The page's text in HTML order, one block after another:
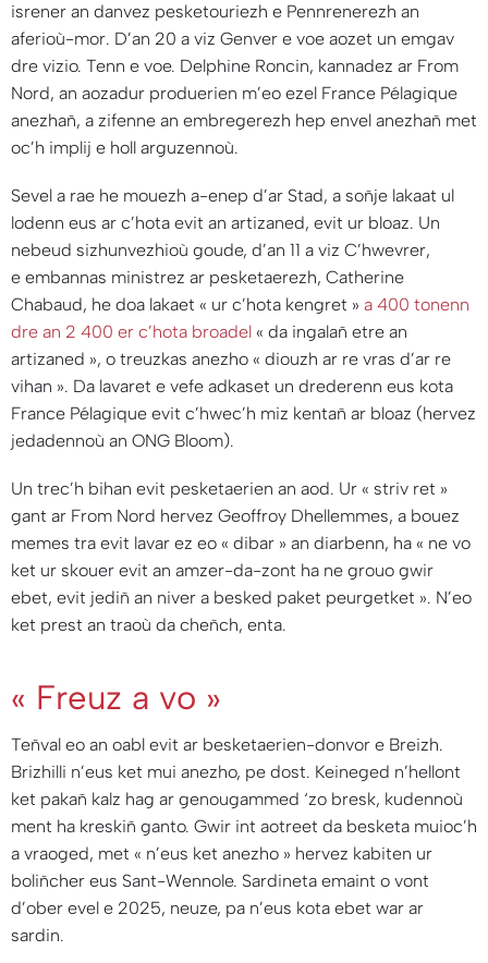
isrener an danvez pesketouriezh e Pennrenerezh an
aferioù-mor. D’an 20 a viz Genver e voe aozet un emgav
dre vizio. Tenn e voe. Delphine Roncin, kannadez ar From
Nord, an aozadur produerien m’eo ezel France Pélagique
anezhañ, a zifenne an embregerezh hep envel anezhañ met
oc’h implij e holl arguzennoù.
Sevel a rae he mouezh a-enep d’ar Stad, a soñje lakaat ul
lodenn eus ar c’hota evit an artizaned, evit ur bloaz. Un
nebeud sizhunvezhioù goude, d’an 11 a viz C’hwevrer,
e embannas ministrez ar pesketaerezh, Catherine
Chabaud, he doa lakaet « ur c’hota kengret » a 400 tonenn
dre an 2 400 er c’hota broadel « da ingalañ etre an
artizaned », o treuzkas anezho « diouzh ar re vras d’ar re
vihan ». Da lavaret e vefe adkaset un drederenn eus kota
France Pélagique evit c’hwec’h miz kentañ ar bloaz (hervez
jedadennoù an ONG Bloom).
Un trec’h bihan evit pesketaerien an aod. Ur « striv ret »
gant ar From Nord hervez Geoffroy Dhellemmes, a bouez
memes tra evit lavar ez eo « dibar » an diarbenn, ha « ne vo
ket ur skouer evit an amzer-da-zont ha ne grouo gwir
ebet, evit jediñ an niver a besked paket peurgetket ». N’eo
ket prest an traoù da cheñch, enta.
« Freuz a vo »
Teñval eo an oabl evit ar besketaerien-donvor e Breizh.
Brizhilli n’eus ket mui anezho, pe dost. Keineged n’hellont
ket pakañ kalz hag ar genougammed ‘zo bresk, kudennoù
ment ha kreskiñ ganto. Gwir int aotreet da besketa muioc’h
a vraoged, met « n’eus ket anezho » hervez kabiten ur
boliñcher eus Sant-Wennole. Sardineta emaint o vont
d’ober evel e 2025, neuze, pa n’eus kota ebet war ar
sardin.